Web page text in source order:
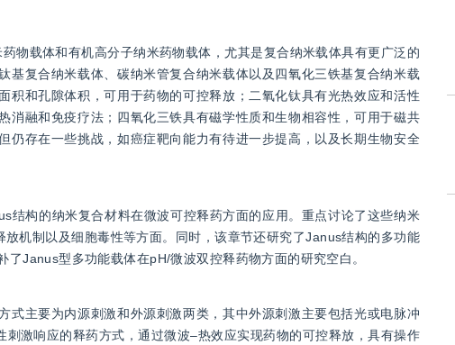
物载体和有机高分子纳米药物载体，尤其是复合纳米载体具有更广泛的
复合纳米载体、碳纳米管复合纳米载体以及四氧化三铁基复合纳米载
和孔隙体积，可用于药物的可控释放；二氧化钛具有光热效应和活性
融和免疫疗法；四氧化三铁具有磁学性质和生物相容性，可用于磁共
存在一些挑战，如癌症靶向能力有待进一步提高，以及长期生物安全
结构的纳米复合材料在微波可控释药方面的应用。重点讨论了这些纳米
机制以及细胞毒性等方面。同时，该章节还研究了Janus结构的多功能
Janus型多功能载体在pH/微波双控释药物方面的研究空白。
主要为内源刺激和外源刺激两类，其中外源刺激主要包括光或电脉冲
激响应的释药方式，通过微波–热效应实现药物的可控释放，具有操作